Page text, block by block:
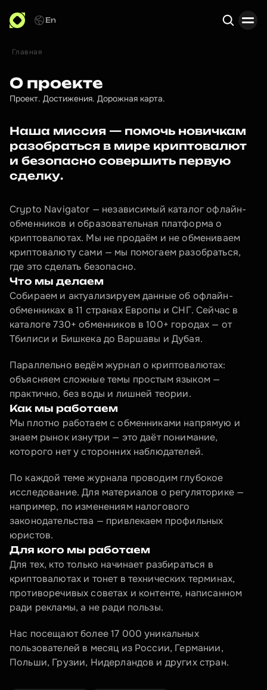
En
Главная
О проекте
Проект. Достижения. Дорожная карта.
Наша миссия — помочь новичкам
разобраться в мире криптовалют
и безопасно совершить первую
сделку.
Crypto Navigator — независимый каталог офлайн-
обменников и образовательная платформа о
криптовалютах. Мы не продаём и не обмениваем
криптовалюту сами — мы помогаем разобраться,
где это сделать безопасно.
Что мы делаем
Собираем и актуализируем данные об офлайн-
обменниках в 11 странах Европы и СНГ. Сейчас в
каталоге 730+ обменников в 100+ городах — от
Тбилиси и Бишкека до Варшавы и Дубая.
Параллельно ведём журнал о криптовалютах:
объясняем сложные темы простым языком —
практично, без воды и лишней теории.
Как мы работаем
Мы плотно работаем с обменниками напрямую и
знаем рынок изнутри — это даёт понимание,
которого нет у сторонних наблюдателей.
По каждой теме журнала проводим глубокое
исследование. Для материалов о регуляторике —
например, по изменениям налогового
законодательства — привлекаем профильных
юристов.
Для кого мы работаем
Для тех, кто только начинает разбираться в
криптовалютах и тонет в технических терминах,
противоречивых советах и контенте, написанном
ради рекламы, а не ради пользы.
Нас посещают более 17 000 уникальных
пользователей в месяц из России, Германии,
Польши, Грузии, Нидерландов и других стран.